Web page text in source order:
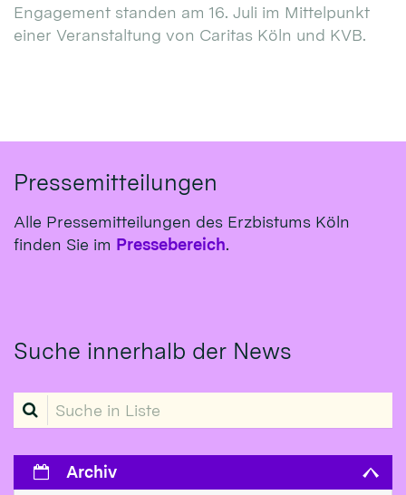
Engagement standen am 16. Juli im Mittelpunkt
einer Veranstaltung von Caritas Köln und KVB.
Pressemitteilungen
Alle Pressemitteilungen des Erzbistums Köln
finden Sie im Pressebereich.
Suche innerhalb der News
Suche in Liste
Archiv